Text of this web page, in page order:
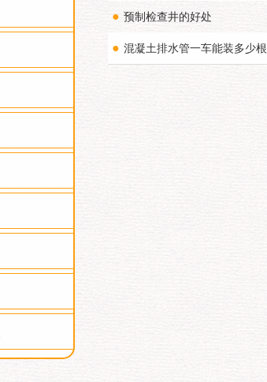
● 预制检查井的好处
● 混凝土排水管一车能装多少根